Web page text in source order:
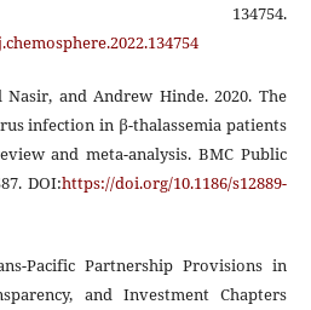
134754.
and Andrew Hinde. 2020. The
infection in β-thalassemia patients
and meta-analysis. BMC Public
DOI:https://doi.org/10.1186/s12889-
Pacific Partnership Provisions in
and Investment Chapters